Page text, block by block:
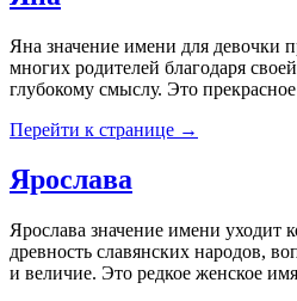
Яна значение имени для девочки
многих родителей благодаря
глубокому смыслу. Это
Перейти к странице →
Ярослава
Ярослава значение имени уходит
древность славянских народов,
и величие. Это редкое женское